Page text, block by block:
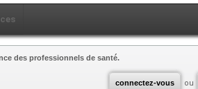
connectez-vous ou
des professionnels de santé.